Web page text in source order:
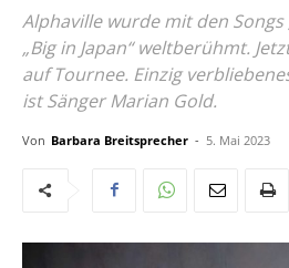
Alphaville wurde mit den Songs
„Big in Japan“ weltberühmt.
auf Tournee. Einzig
ist Sänger Marian Gold.
Von Barbara Breitsprecher - 5. Mai 2023